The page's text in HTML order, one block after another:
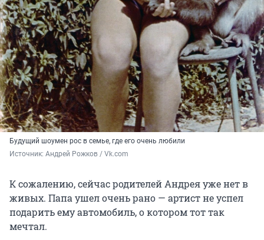
Будущий шоумен рос в семье, где его очень любили
Источник: Андрей Рожков / Vk.com
К сожалению, сейчас родителей Андрея уже нет в
живых. Папа ушел очень рано — артист не успел
подарить ему автомобиль, о котором тот так
мечтал.